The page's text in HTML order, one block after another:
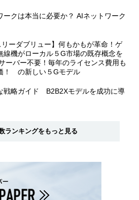
ークは本当に必要か？ AIネットワーク
リーダブリュー】何もかもが革命！ゲ
線機がローカル５G市場の既存概念を
ーバー不要！毎年のライセンス費用も
！ の新しい５Gモデル
戦略ガイド B2B2Xモデルを成功に導
ランキングをもっと見る